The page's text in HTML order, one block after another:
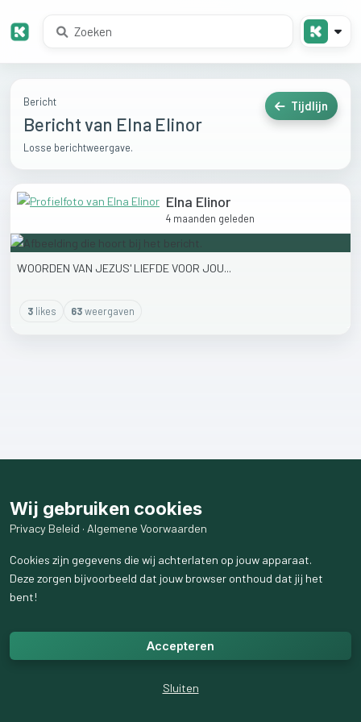
Bericht
Bericht van Elna Elinor
Losse berichtweergave.
Tijdlijn
Elna Elinor
4 maanden geleden
WOORDEN VAN JEZUS' LIEFDEVOOR JOU...
3likes 63weergaven
Wij gebruiken cookies
Privacy Beleid · Algemene Voorwaarden
Cookies zijn gegevens die wij achterlaten op jouw apparaat.
Deze zorgen bijvoorbeeld dat jouw browser onthoud dat jij het
bent!
Accepteren
Sluiten